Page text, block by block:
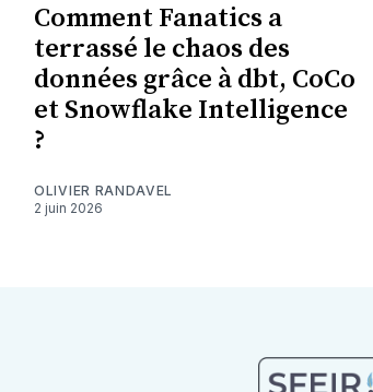
Comment Fanatics a
terrassé le chaos des
données grâce à dbt, CoCo
et Snowflake Intelligence
?
OLIVIER RANDAVEL
2 juin 2026